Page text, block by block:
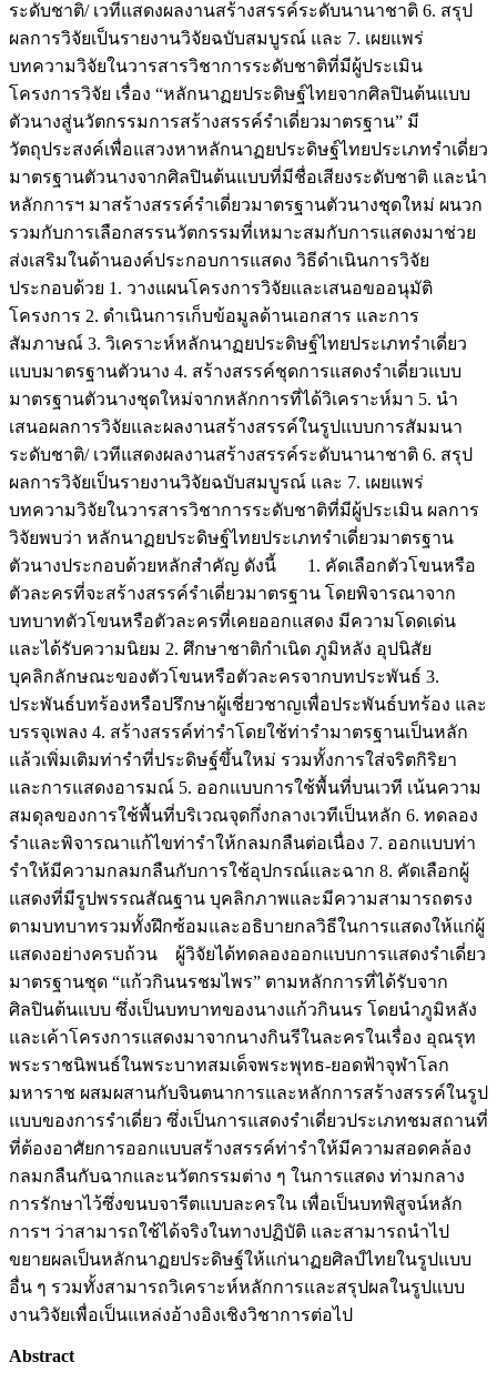
ระดับชาติ/ เวทีแสดงผลงานสร้างสรรค์ระดับนานาชาติ 6. สรุป
ผลการวิจัยเป็นรายงานวิจัยฉบับสมบูรณ์ และ 7. เผยแพร่
บทความวิจัยในวารสารวิชาการระดับชาติที่มีผู้ประเมิน
โครงการวิจัย เรื่อง “หลักนาฏยประดิษฐ์ไทยจากศิลปินต้นแบบ
ตัวนางสู่นวัตกรรมการสร้างสรรค์รำเดี่ยวมาตรฐาน” มี
วัตถุประสงค์เพื่อแสวงหาหลักนาฏยประดิษฐ์ไทยประเภทรำเดี่ยว
มาตรฐานตัวนางจากศิลปินต้นแบบที่มีชื่อเสียงระดับชาติ และนำ
หลักการฯ มาสร้างสรรค์รำเดี่ยวมาตรฐานตัวนางชุดใหม่ ผนวก
รวมกับการเลือกสรรนวัตกรรมที่เหมาะสมกับการแสดงมาช่วย
ส่งเสริมในด้านองค์ประกอบการแสดง วิธีดำเนินการวิจัย
ประกอบด้วย 1. วางแผนโครงการวิจัยและเสนอขออนุมัติ
โครงการ 2. ดำเนินการเก็บข้อมูลด้านเอกสาร และการ
สัมภาษณ์ 3. วิเคราะห์หลักนาฏยประดิษฐ์ไทยประเภทรำเดี่ยว
แบบมาตรฐานตัวนาง 4. สร้างสรรค์ชุดการแสดงรำเดี่ยวแบบ
มาตรฐานตัวนางชุดใหม่จากหลักการที่ได้วิเคราะห์มา 5. นำ
เสนอผลการวิจัยและผลงานสร้างสรรค์ในรูปแบบการสัมมนา
ระดับชาติ/ เวทีแสดงผลงานสร้างสรรค์ระดับนานาชาติ 6. สรุป
ผลการวิจัยเป็นรายงานวิจัยฉบับสมบูรณ์ และ 7. เผยแพร่
บทความวิจัยในวารสารวิชาการระดับชาติที่มีผู้ประเมิน ผลการ
วิจัยพบว่า หลักนาฏยประดิษฐ์ไทยประเภทรำเดี่ยวมาตรฐาน
ตัวนางประกอบด้วยหลักสำคัญ ดังนี้ 1. คัดเลือกตัวโขนหรือ
ตัวละครที่จะสร้างสรรค์รำเดี่ยวมาตรฐาน โดยพิจารณาจาก
บทบาทตัวโขนหรือตัวละครที่เคยออกแสดง มีความโดดเด่น
และได้รับความนิยม 2. ศึกษาชาติกำเนิด ภูมิหลัง อุปนิสัย
บุคลิกลักษณะของตัวโขนหรือตัวละครจากบทประพันธ์ 3.
ประพันธ์บทร้องหรือปรึกษาผู้เชี่ยวชาญเพื่อประพันธ์บทร้อง และ
บรรจุเพลง 4. สร้างสรรค์ท่ารำโดยใช้ท่ารำมาตรฐานเป็นหลัก
แล้วเพิ่มเติมท่ารำที่ประดิษฐ์ขึ้นใหม่ รวมทั้งการใส่จริตกิริยา
และการแสดงอารมณ์ 5. ออกแบบการใช้พื้นที่บนเวที เน้นความ
สมดุลของการใช้พื้นที่บริเวณจุดกึ่งกลางเวทีเป็นหลัก 6. ทดลอง
รำและพิจารณาแก้ไขท่ารำให้กลมกลืนต่อเนื่อง 7. ออกแบบท่า
รำให้มีความกลมกลืนกับการใช้อุปกรณ์และฉาก 8. คัดเลือกผู้
แสดงที่มีรูปพรรณสัณฐาน บุคลิกภาพและมีความสามารถตรง
ตามบทบาทรวมทั้งฝึกซ้อมและอธิบายกลวิธีในการแสดงให้แก่ผู้
แสดงอย่างครบถ้วน ผู้วิจัยได้ทดลองออกแบบการแสดงรำเดี่ยว
มาตรฐานชุด “แก้วกินนรชมไพร” ตามหลักการที่ได้รับจาก
ศิลปินต้นแบบ ซึ่งเป็นบทบาทของนางแก้วกินนร โดยนำภูมิหลัง
และเค้าโครงการแสดงมาจากนางกินรีในละครในเรื่อง อุณรุท
พระราชนิพนธ์ในพระบาทสมเด็จพระพุทธ-ยอดฟ้าจุฬาโลก
มหาราช ผสมผสานกับจินตนาการและหลักการสร้างสรรค์ในรูป
แบบของการรำเดี่ยว ซึ่งเป็นการแสดงรำเดี่ยวประเภทชมสถานที่
ที่ต้องอาศัยการออกแบบสร้างสรรค์ท่ารำให้มีความสอดคล้อง
กลมกลืนกับฉากและนวัตกรรมต่าง ๆ ในการแสดง ท่ามกลาง
การรักษาไว้ซึ่งขนบจารีตแบบละครใน เพื่อเป็นบทพิสูจน์หลัก
การฯ ว่าสามารถใช้ได้จริงในทางปฏิบัติ และสามารถนำไป
ขยายผลเป็นหลักนาฏยประดิษฐ์ให้แก่นาฏยศิลป์ไทยในรูปแบบ
อื่น ๆ รวมทั้งสามารถวิเคราะห์หลักการและสรุปผลในรูปแบบ
งานวิจัยเพื่อเป็นแหล่งอ้างอิงเชิงวิชาการต่อไป
Abstract